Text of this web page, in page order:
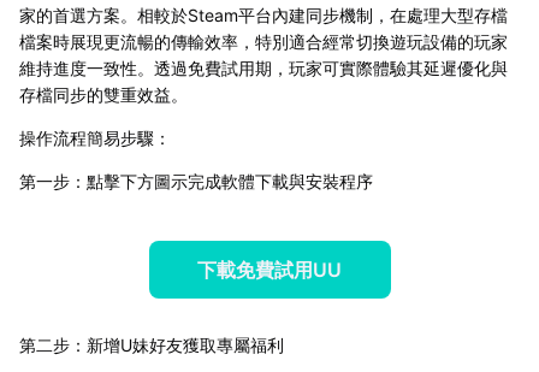
家的首選方案。相較於Steam平台內建同步機制，在處理大型存檔
檔案時展現更流暢的傳輸效率，特別適合經常切換遊玩設備的玩家
維持進度一致性。透過免費試用期，玩家可實際體驗其延遲優化與
存檔同步的雙重效益。
操作流程簡易步驟：
第一步：點擊下方圖示完成軟體下載與安裝程序
下載免費試用UU
第二步：新增U妹好友獲取專屬福利